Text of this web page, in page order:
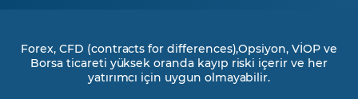
Forex, CFD (contracts for differences),Opsiyon, VİOP ve
Borsa ticareti yüksek oranda kayıp riski içerir ve her
yatırımcı için uygun olmayabilir.